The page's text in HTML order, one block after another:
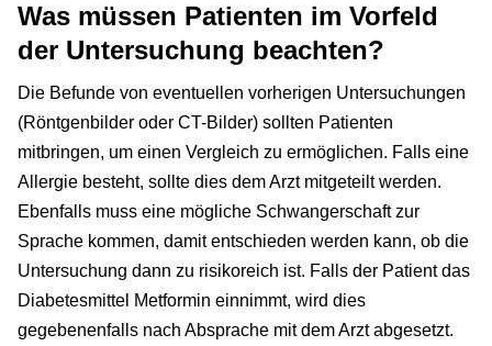
Was müssen Patienten im Vorfeld
der Untersuchung beachten?
Die Befunde von eventuellen vorherigen Untersuchungen
(Röntgenbilder oder CT-Bilder) sollten Patienten
mitbringen, um einen Vergleich zu ermöglichen. Falls eine
Allergie besteht, sollte dies dem Arzt mitgeteilt werden.
Ebenfalls muss eine mögliche Schwangerschaft zur
Sprache kommen, damit entschieden werden kann, ob die
Untersuchung dann zu risikoreich ist. Falls der Patient das
Diabetesmittel Metformin einnimmt, wird dies
gegebenenfalls nach Absprache mit dem Arzt abgesetzt.